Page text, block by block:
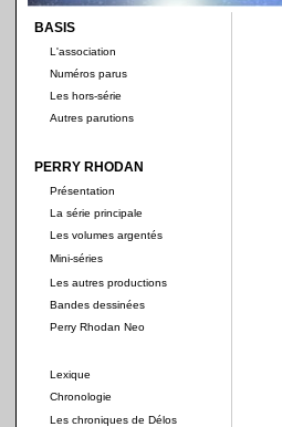
BASIS
L'association
Numéros parus
Les hors-série
Autres parutions
PERRY RHODAN
Présentation
La série principale
Les volumes argentés
Mini-séries
Les autres productions
Bandes dessinées
Perry Rhodan Neo
Lexique
Chronologie
Les chroniques de Délos